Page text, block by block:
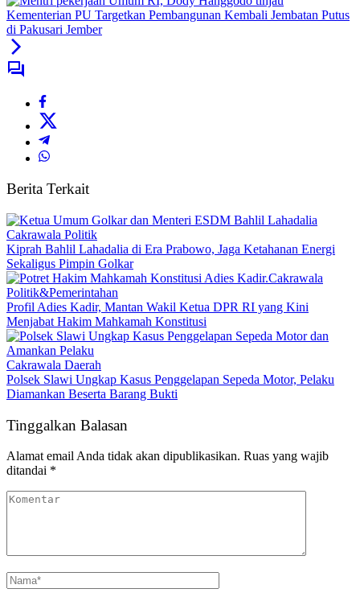
Kementerian PU Targetkan Pembangunan Kembali Jembatan Putus
di Pakusari Jember
Berita Terkait
Cakrawala Politik
Kiprah Bahlil Lahadalia di Era Prabowo, Jaga Ketahanan Energi
Sekaligus Pimpin Golkar
Cakrawala
Politik&Pemerintahan
Profil Adies Kadir, Mantan Wakil Ketua DPR RI yang Kini
Menjabat Hakim Mahkamah Konstitusi
Cakrawala Daerah
Polsek Slawi Ungkap Kasus Penggelapan Sepeda Motor, Pelaku
Diamankan Beserta Barang Bukti
Tinggalkan Balasan
Alamat email Anda tidak akan dipublikasikan. Ruas yang wajib
ditandai *